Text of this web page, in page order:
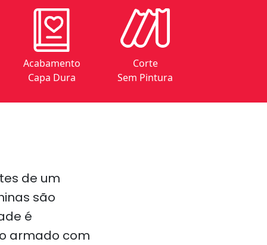
Acabamento
Capa Dura
Corte
Sem Pintura
de um
são
é
armado com